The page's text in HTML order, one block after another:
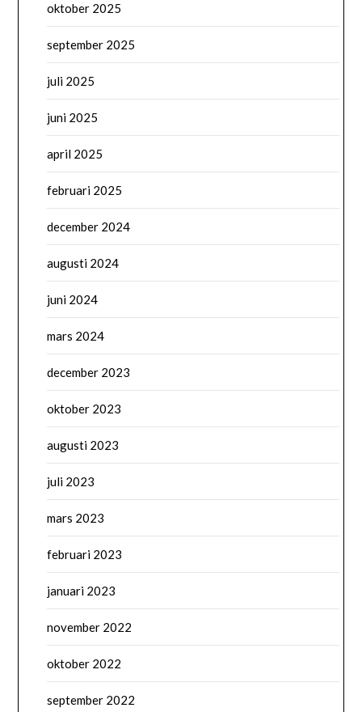
oktober 2025
september 2025
juli 2025
juni 2025
april 2025
februari 2025
december 2024
augusti 2024
juni 2024
mars 2024
december 2023
oktober 2023
augusti 2023
juli 2023
mars 2023
februari 2023
januari 2023
november 2022
oktober 2022
september 2022